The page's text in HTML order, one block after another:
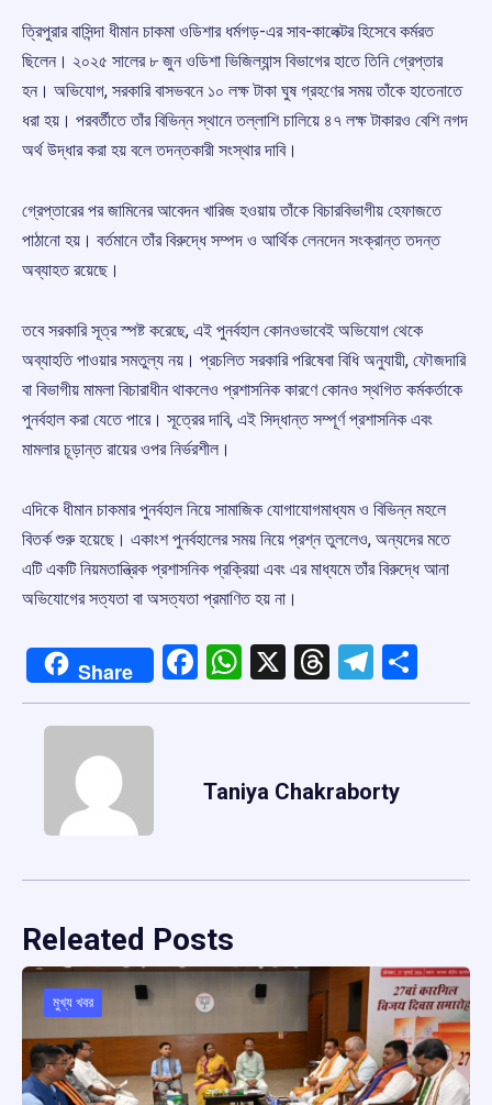
ত্রিপুরার বাসিন্দা ধীমান চাকমা ওডিশার ধর্মগড়-এর সাব-কালেক্টর হিসেবে কর্মরত
ছিলেন। ২০২৫ সালের ৮ জুন ওডিশা ভিজিল্যান্স বিভাগের হাতে তিনি গ্রেপ্তার
হন। অভিযোগ, সরকারি বাসভবনে ১০ লক্ষ টাকা ঘুষ গ্রহণের সময় তাঁকে হাতেনাতে
ধরা হয়। পরবর্তীতে তাঁর বিভিন্ন স্থানে তল্লাশি চালিয়ে ৪৭ লক্ষ টাকারও বেশি নগদ
অর্থ উদ্ধার করা হয় বলে তদন্তকারী সংস্থার দাবি।
গ্রেপ্তারের পর জামিনের আবেদন খারিজ হওয়ায় তাঁকে বিচারবিভাগীয় হেফাজতে
পাঠানো হয়। বর্তমানে তাঁর বিরুদ্ধে সম্পদ ও আর্থিক লেনদেন সংক্রান্ত তদন্ত
অব্যাহত রয়েছে।
তবে সরকারি সূত্র স্পষ্ট করেছে, এই পুনর্বহাল কোনওভাবেই অভিযোগ থেকে
অব্যাহতি পাওয়ার সমতুল্য নয়। প্রচলিত সরকারি পরিষেবা বিধি অনুযায়ী, ফৌজদারি
বা বিভাগীয় মামলা বিচারাধীন থাকলেও প্রশাসনিক কারণে কোনও স্থগিত কর্মকর্তাকে
পুনর্বহাল করা যেতে পারে। সূত্রের দাবি, এই সিদ্ধান্ত সম্পূর্ণ প্রশাসনিক এবং
মামলার চূড়ান্ত রায়ের ওপর নির্ভরশীল।
এদিকে ধীমান চাকমার পুনর্বহাল নিয়ে সামাজিক যোগাযোগমাধ্যম ও বিভিন্ন মহলে
বিতর্ক শুরু হয়েছে। একাংশ পুনর্বহালের সময় নিয়ে প্রশ্ন তুললেও, অন্যদের মতে
এটি একটি নিয়মতান্ত্রিক প্রশাসনিক প্রক্রিয়া এবং এর মাধ্যমে তাঁর বিরুদ্ধে আনা
অভিযোগের সত্যতা বা অসত্যতা প্রমাণিত হয় না।
Share Facebook
WhatsApp
X Threads
Taniya Chakraborty
Releated Posts
মুখ্য খবর